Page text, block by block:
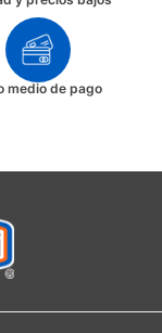
medio de pago